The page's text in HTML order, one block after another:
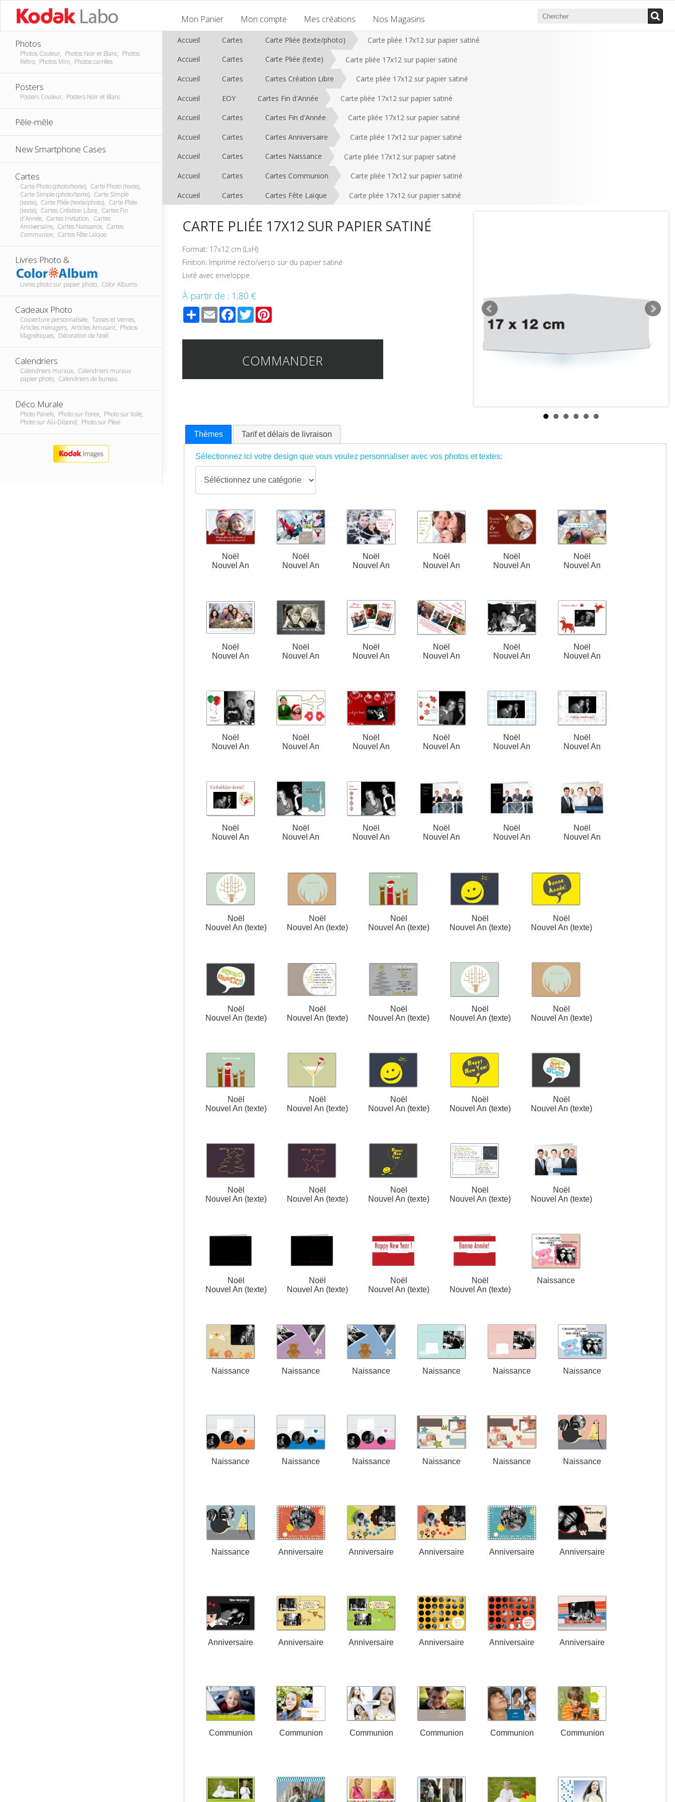
Mon Panier Mon compte Mes créations Nos Magasins
Photos
Photos Couleur, Photos Noir et Blanc, Photos
Rétro, Photos Mini, Photos carrées
Posters
Posters Couleur, Posters Noir et Blanc
Pêle-mêle
New Smartphone Cases
Cartes
Carte Photo (photo/texte), Carte Photo (texte),
Carte Simple (photo/texte), Carte Simple
(texte), Carte Pliée (texte/photo), Carte Pliée
(texte), Cartes Création Libre, Cartes Fin
d'Année, Cartes Invitation, Cartes
Anniversaire, Cartes Naissance, Cartes
Communion, Cartes Fête Laïque
Livres Photo &
Livres photo sur papier photo, Color Albums
Cadeaux Photo
Couverture personnalisée, Tasses et Verres,
Articles ménagers, Articles Amusant, Photos
Magnétiques, Décoration de Noël
Calendriers
Calendriers muraux, Calendriers muraux
papier photo, Calendriers de bureau
Déco Murale
Photo Panels, Photo sur Forex, Photo sur toile,
Photo sur Alu-Dibond, Photo sur Plexi
Accueil Cartes Carte Pliée (texte/photo) Carte pliée 17x12 sur papier satiné
Accueil Cartes Carte Pliée (texte) Carte pliée 17x12 sur papier satiné
Accueil Cartes Cartes Création Libre Carte pliée 17x12 sur papier satiné
Accueil EOY Cartes Fin d'Année Carte pliée 17x12 sur papier satiné
Accueil Cartes Cartes Fin d'Année Carte pliée 17x12 sur papier satiné
Accueil Cartes Cartes Anniversaire Carte pliée 17x12 sur papier satiné
Accueil Cartes Cartes Naissance Carte pliée 17x12 sur papier satiné
Accueil Cartes Cartes Communion Carte pliée 17x12 sur papier satiné
Accueil Cartes Cartes Fête Laïque Carte pliée 17x12 sur papier satiné
CARTE PLIÉE 17X12 SUR PAPIER SATINÉ
Format: 17x12 cm (LxH)
Finition: Imprimé recto/verso sur du papier satiné
Livré avec enveloppe.
À partir de : 1,80 €
ShareEmailFacebook
TwitterPinterest
COMMANDER
Thèmes Tarif et délais de livraison
Sélectionnez ici votre design que vous voulez personnaliser avec vos photos et textes:
Noël
Nouvel An
Noël
Nouvel An
Noël
Nouvel An
Noël
Nouvel An
Noël
Nouvel An
Noël
Nouvel An
Noël
Nouvel An
Noël
Nouvel An
Noël
Nouvel An
Noël
Nouvel An
Noël
Nouvel An
Noël
Nouvel An
Noël
Nouvel An
Noël
Nouvel An
Noël
Nouvel An
Noël
Nouvel An
Noël
Nouvel An
Noël
Nouvel An
Noël
Nouvel An
Noël
Nouvel An
Noël
Nouvel An
Noël
Nouvel An
Noël
Nouvel An
Noël
Nouvel An
Noël
Nouvel An (texte)
Noël
Nouvel An (texte)
Noël
Nouvel An (texte)
Noël
Nouvel An (texte)
Noël
Nouvel An (texte)
Noël
Nouvel An (texte)
Noël
Nouvel An (texte)
Noël
Nouvel An (texte)
Noël
Nouvel An (texte)
Noël
Nouvel An (texte)
Noël
Nouvel An (texte)
Noël
Nouvel An (texte)
Noël
Nouvel An (texte)
Noël
Nouvel An (texte)
Noël
Nouvel An (texte)
Noël
Nouvel An (texte)
Noël
Nouvel An (texte)
Noël
Nouvel An (texte)
Noël
Nouvel An (texte)
Noël
Nouvel An (texte)
Noël
Nouvel An (texte)
Noël
Nouvel An (texte)
Noël
Nouvel An (texte)
Noël
Nouvel An (texte)
Naissance
Naissance Naissance Naissance Naissance Naissance Naissance
Naissance Naissance Naissance Naissance Naissance Naissance
Naissance Anniversaire Anniversaire Anniversaire Anniversaire Anniversaire
Anniversaire Anniversaire Anniversaire Anniversaire Anniversaire Anniversaire
Communion Communion Communion Communion Communion Communion